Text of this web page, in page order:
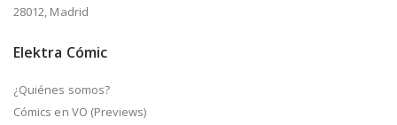
28012, Madrid
Elektra Cómic
¿Quiénes somos?
Cómics en VO (Previews)